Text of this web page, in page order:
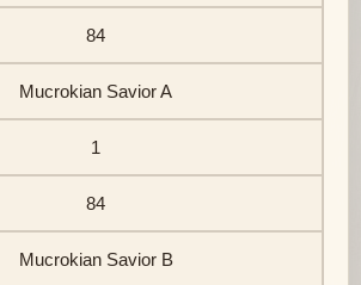
84
Mucrokian Savior A
1
84
Mucrokian Savior B